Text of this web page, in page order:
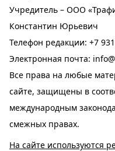
Учредитель – ООО
Константин Юрьевич
Телефон редакции: +7
Электронная почта:
Все права на любые
сайте, защищены в
международным
смежных правах.
На сайте используются